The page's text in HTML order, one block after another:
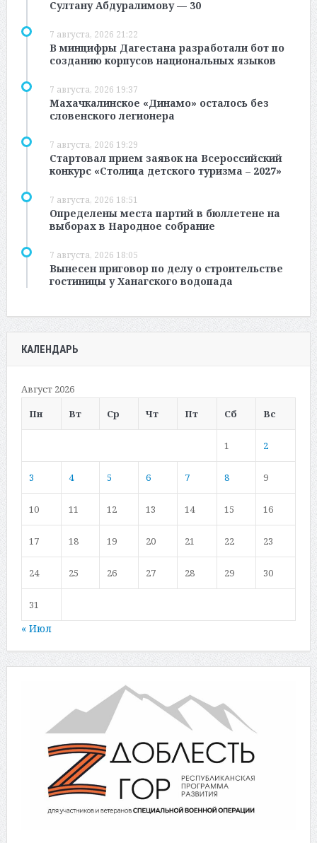
Султану Абдуралимову — 30
7 августа, 2026 21:22
В минцифры Дагестана разработали бот по
созданию корпусов национальных языков
7 августа, 2026 19:37
Махачкалинское «Динамо» осталось без
словенского легионера
7 августа, 2026 19:29
Стартовал прием заявок на Всероссийский
конкурс «Столица детского туризма – 2027»
7 августа, 2026 18:51
Определены места партий в бюллетене на
выборах в Народное собрание
7 августа, 2026 18:05
Вынесен приговор по делу о строительстве
гостиницы у Ханагского водопада
КАЛЕНДАРЬ
Август 2026
Пн
Вт Ср Чт Пт Сб Вс
1 2
3 4 5 6 7 8 9
10 11 12 13 14 15 16
17 18 19 20 21 22 23
24 25 26 27 28 29 30
31
« Июл